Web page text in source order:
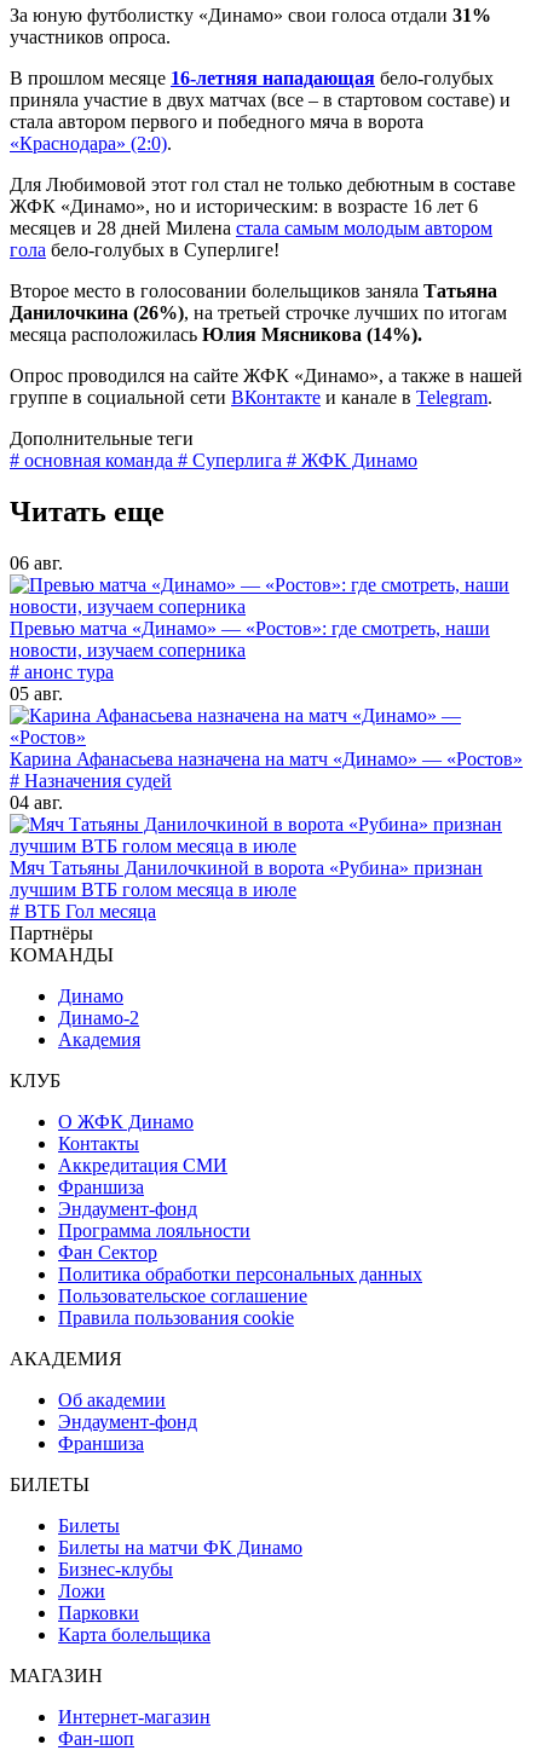
За юную футболистку «Динамо» свои голоса отдали 31%
участников опроса.
В прошлом месяце 16-летняя нападающая бело-голубых
приняла участие в двух матчах (все – в стартовом составе) и
стала автором первого и победного мяча в ворота
«Краснодара» (2:0).
Для Любимовой этот гол стал не только дебютным в составе
ЖФК «Динамо», но и историческим: в возрасте 16 лет 6
месяцев и 28 дней Милена стала самым молодым автором
гола бело-голубых в Суперлиге!
Второе место в голосовании болельщиков заняла Татьяна
Данилочкина (26%), на третьей строчке лучших по итогам
месяца расположилась Юлия Мясникова (14%).
Опрос проводился на сайте ЖФК «Динамо», а также в нашей
группе в социальной сети ВКонтакте и канале в Telegram.
Дополнительные теги
# основная команда # Суперлига # ЖФК Динамо
Читать еще
06 авг.
Превью матча «Динамо» — «Ростов»: где смотреть, наши
новости, изучаем соперника
# анонс тура
05 авг.
Карина Афанасьева назначена на матч «Динамо» — «Ростов»
# Назначения судей
04 авг.
Мяч Татьяны Данилочкиной в ворота «Рубина» признан
лучшим ВТБ голом месяца в июле
# ВТБ Гол месяца
Партнёры
КОМАНДЫ
Динамо
Динамо-2
Академия
КЛУБ
О ЖФК Динамо
Контакты
Аккредитация СМИ
Франшиза
Эндаумент-фонд
Программа лояльности
Фан Сектор
Политика обработки персональных данных
Пользовательское соглашение
Правила пользования cookie
АКАДЕМИЯ
Об академии
Эндаумент-фонд
Франшиза
БИЛЕТЫ
Билеты
Билеты на матчи ФК Динамо
Бизнес-клубы
Ложи
Парковки
Карта болельщика
МАГАЗИН
Интернет-магазин
Фан-шоп